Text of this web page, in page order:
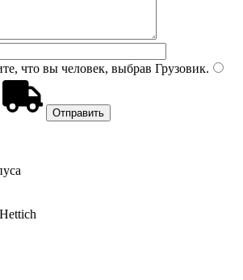
что вы человек, выбрав Грузовик.